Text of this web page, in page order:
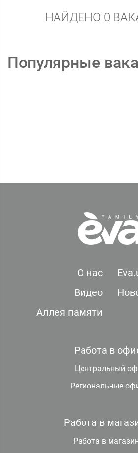
НАЙДЕНО 0
Популярные
О нас
Видео
Аллея памяти
Работа в
Центральный
Региональные
Работа в
Работа в